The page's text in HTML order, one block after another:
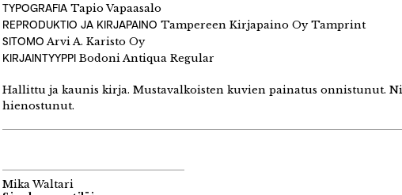
TYPOGRAFIA Tapio Vapaasalo
REPRODUKTIO JA KIRJAPAINO Tampereen Kirjapaino Oy Tamprint
SITOMOArvi A. Karisto Oy
KIRJAINTYYPPI Bodoni Antiqua Regular
Hallittu ja kaunis kirja. Mustavalkoisten kuvien painatus onnistunut.
hienostunut.
Mika Waltari